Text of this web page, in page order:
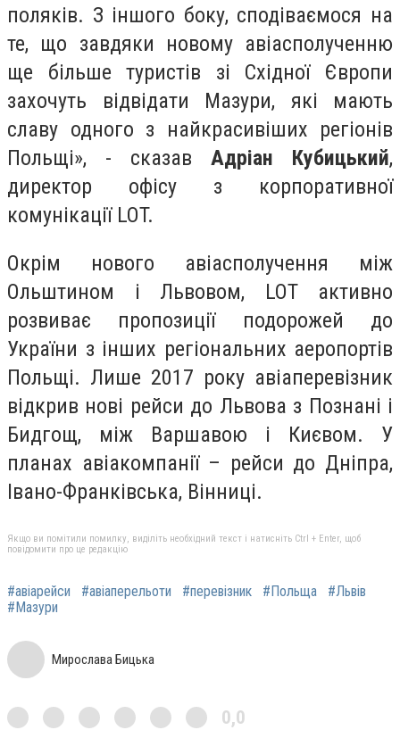
поляків. З іншого боку, сподіваємося на
те, що завдяки новому авіасполученню
ще більше туристів зі Східної Європи
захочуть відвідати Мазури, які мають
славу одного з найкрасивіших регіонів
Польщі», - сказав Адріан Кубицький,
директор офісу з корпоративної
комунікації LOT.
Окрім нового авіасполучення між
Ольштином і Львовом, LOT активно
розвиває пропозиції подорожей до
України з інших регіональних аеропортів
Польщі. Лише 2017 року авіаперевізник
відкрив нові рейси до Львова з Познані і
Бидгощ, між Варшавою і Києвом. У
планах авіакомпанії – рейси до Дніпра,
Івано-Франківська, Вінниці.
Якщо ви помітили помилку, виділіть необхідний текст і натисніть Ctrl + Enter, щоб
повідомити про це редакцію
#авіарейси #авіаперельоти #перевізник #Польща
#Львів
#Мазури
Мирослава Бицька
0,0